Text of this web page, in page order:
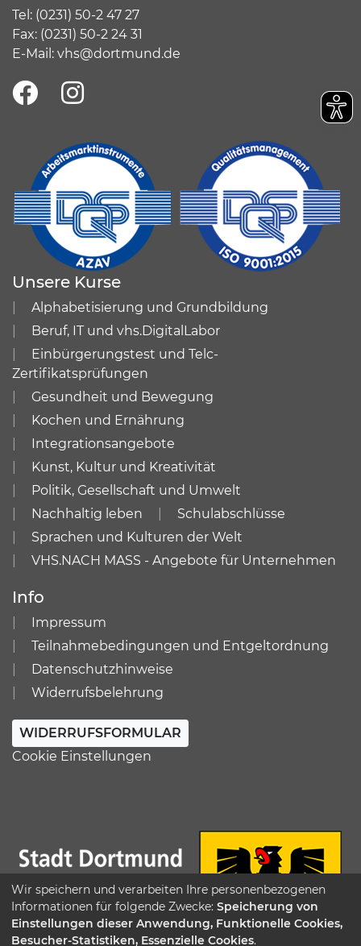
Tel: (0231) 50-2 47 27
Fax: (0231) 50-2 24 31
E-Mail: vhs@dortmund.de
Unsere Kurse
Alphabetisierung und Grundbildung
Beruf, IT und vhs.DigitalLabor
Einbürgerungstest und Telc-
Zertifikatsprüfungen
Gesundheit und Bewegung
Kochen und Ernährung
Integrationsangebote
Kunst, Kultur und Kreativität
Politik, Gesellschaft und Umwelt
Nachhaltig leben
Schulabschlüsse
Sprachen und Kulturen der Welt
VHS.NACH MASS - Angebote für Unternehmen
Info
Impressum
Teilnahmebedingungen und Entgeltordnung
Datenschutzhinweise
Widerrufsbelehrung
WIDERRUFSFORMULAR
Cookie Einstellungen
Wir speichern und verarbeiten Ihre personenbezogenen
Informationen für folgende Zwecke: Speicherung von
Einstellungen dieser Anwendung, Funktionelle Cookies,
Besucher-Statistiken, Essenzielle Cookies.